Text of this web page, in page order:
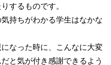
するものです。
持ちがわかる学生はなかな
なった時に、こんなに大変
と気が付き感謝できるよう